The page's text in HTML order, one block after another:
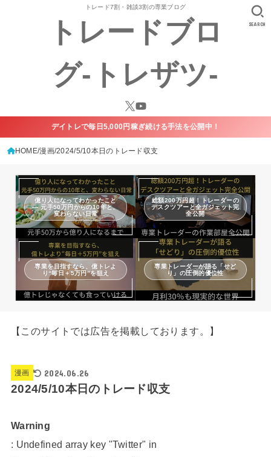
トレード7割・雑談3割の専業ブログ
トレードブロ
グ-トレザツ-
SEARCH
デイトレで毎日5,000円稼ぎ続ける手法を公開中！
HOME 漫画 2024/5/10本日のトレード収支
億り人になってわかったこと
— 元手50万円からの10年と、
変わらない日常
総額200万円超！トレーダーの
デスクツアーと全ガジェット完
全公開
専業を目指すなら、億トレよ
り“毎日＋5万円”を狙え
専業トレーダーが語る「せど
り」の圧倒的優位性
【このサイトでは広告を掲載しております。】
漫画 2024.06.26
2024/5/10本日のトレード収支
Warning
: Undefined array key "Twitter" in